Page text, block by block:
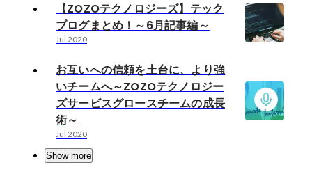
【ZOZOテクノロジーズ】テック
ブログまとめ！～6月記事編～
Jul 2020
お互いへの信頼を土台に、より強
いチームへ～ZOZOテクノロジー
ズサービスグロースチームの成長
術～
Jul 2020
Show more